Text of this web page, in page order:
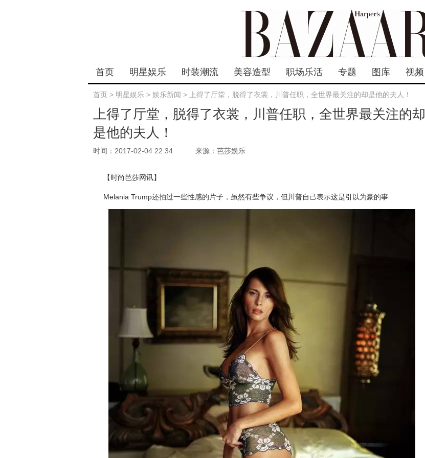
首页 明星娱乐 时装潮流 美容造型 职场乐活 专题 图库 视频
首页 > 明星娱乐 > 娱乐新闻 > 上得了厅堂，脱得了衣裳，川普任职，全世界最关注的却是他的夫人！
上得了厅堂，脱得了衣裳，川普任职，全世界最关注的却
是他的夫人！
时间：2017-02-04 22:34 来源：芭莎娱乐
【时尚芭莎网讯】
Melania Trump还拍过一些性感的片子，虽然有些争议，但川普自己表示这是引以为豪的事